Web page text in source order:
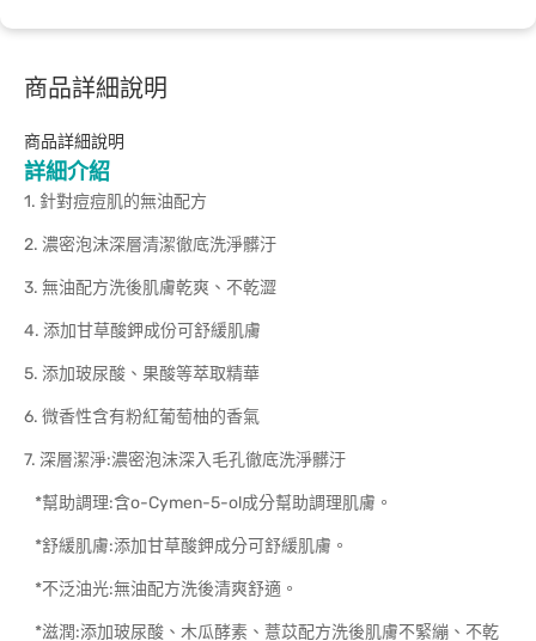
商品詳細說明
商品詳細說明
詳細介紹
1. 針對痘痘肌的無油配方
2. 濃密泡沫深層清潔徹底洗淨髒汙
3. 無油配方洗後肌膚乾爽、不乾澀
4. 添加甘草酸鉀成份可舒緩肌膚
5. 添加玻尿酸、果酸等萃取精華
6. 微香性含有粉紅葡萄柚的香氣
7. 深層潔淨:濃密泡沫深入毛孔徹底洗淨髒汙
*幫助調理:含o-Cymen-5-ol成分幫助調理肌膚。
*舒緩肌膚:添加甘草酸鉀成分可舒緩肌膚。
*不泛油光:無油配方洗後清爽舒適。
*滋潤:添加玻尿酸、木瓜酵素、薏苡配方洗後肌膚不緊繃、不乾